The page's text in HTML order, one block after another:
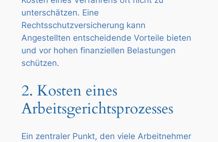
unterschätzen. Eine
Rechtsschutzversicherung kann
Angestellten entscheidende Vorteile bieten
und vor hohen finanziellen Belastungen
schützen.
2. Kosten eines
Arbeitsgerichtsprozesses
Ein zentraler Punkt, den viele Arbeitnehmer